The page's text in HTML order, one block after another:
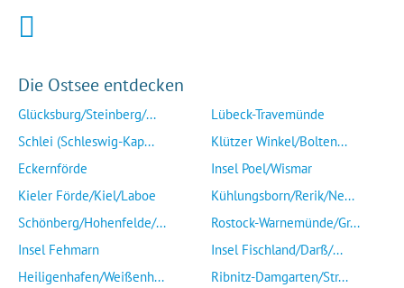
Die Ostsee entdecken
Glücksburg/Steinberg/...
Schlei (Schleswig-Kap...
Eckernförde
Kieler Förde/Kiel/Laboe
Schönberg/Hohenfelde/...
Insel Fehmarn
Heiligenhafen/Weißenh...
Lübeck-Travemünde
Klützer Winkel/Bolten...
Insel Poel/Wismar
Kühlungsborn/Rerik/Ne...
Rostock-Warnemünde/Gr...
Insel Fischland/Darß/...
Ribnitz-Damgarten/Str...